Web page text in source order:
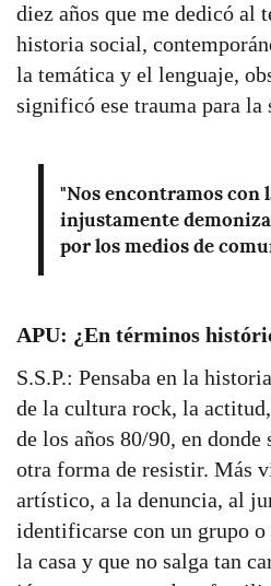
diez años que me dedicó al
historia social,
la temática y el lenguaje,
significó ese trauma para la
"Nos encontramos con
injustamente
por los medios de
APU: ¿En términos
S.S.P.: Pensaba en la
de la cultura rock, la
de los años 80/90, en donde
otra forma de resistir. Más
artístico, a la denuncia, al
identificarse con un grupo
la casa y que no salga tan